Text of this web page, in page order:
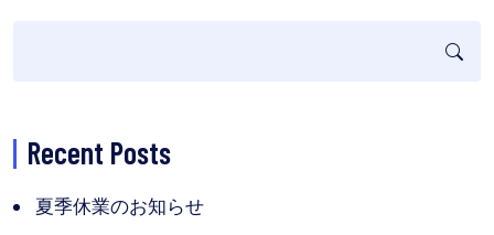
Recent Posts
夏季休業のお知らせ